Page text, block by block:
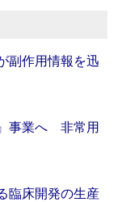
副作用情報を迅
事業へ 非常用
臨床開発の生産